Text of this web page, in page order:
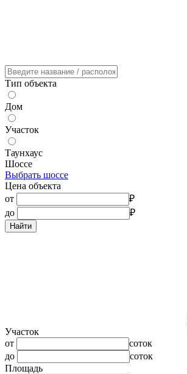
Тип объекта
Дом
Участок
Таунхаус
Шоссе
Выбрать шоссе
Цена объекта
от
₽
до
₽
Найти
Участок
от
соток
до
соток
Площадь